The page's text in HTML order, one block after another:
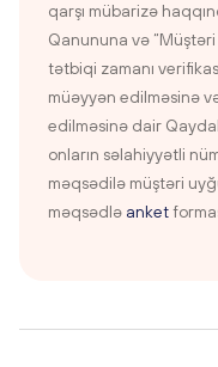
qarşı mübarizə
Qanununa və
tətbiqi zamanı
müəyyən edilməsinə
edilməsinə dair
onların səlahiyyətli
məqsədilə müştəri
məqsədlə anket